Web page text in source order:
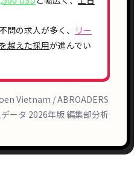
問の求人が多く、
リー
越えた採用が進んでい
Vietnam / ABROADERS
ータ 2026年版 編集部分析